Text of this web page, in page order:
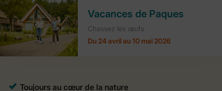
Vacances de Paques
Chassez les œufs
Du 24 avril au 10 mai 2026